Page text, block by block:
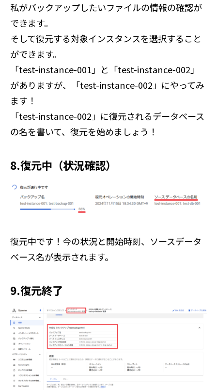
私がバックアップしたいファイルの情報の確認が
できます。
そして復元する対象インスタンスを選択すること
ができます。
「test-instance-001」と「test-instance-002」
がありますが、「test-instance-002」にやってみ
ます！
「test-instance-002」に復元されるデータベース
の名を書いて、復元を始めましょう！
8.復元中（状況確認）
復元中です！今の状況と開始時刻、ソースデータ
ベース名が表示されます。
9.復元終了